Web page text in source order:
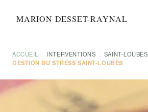
MARION DESSET-RAYNAL
ACCUEIL INTERVENTIONS SAINT-LOUBÈS
GESTION DU STRESS SAINT-LOUBÈS